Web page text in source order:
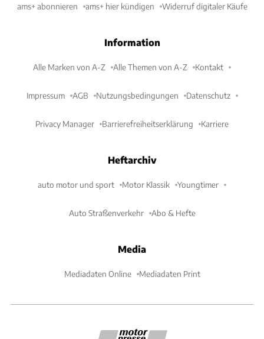
ams+ abonnieren ams+ hier kündigen Widerruf digitaler Käufe
Information
Alle Marken von A-Z Alle Themen von A-Z Kontakt
Impressum AGB Nutzungsbedingungen Datenschutz
Privacy Manager Barrierefreiheitserklärung Karriere
Heftarchiv
auto motor und sport Motor Klassik Youngtimer
Auto Straßenverkehr Abo & Hefte
Media
Mediadaten Online Mediadaten Print